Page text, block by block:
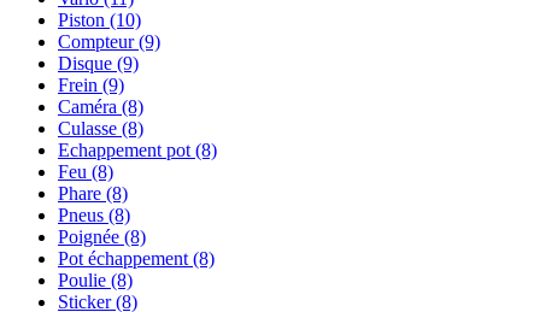
Piston (10)
Compteur(9)
Disque (9)
Frein (9)
Caméra (8)
Culasse (8)
Echappement pot (8)
Feu (8)
Phare (8)
Pneus (8)
Poignée (8)
Pot échappement (8)
Poulie (8)
Sticker(8)